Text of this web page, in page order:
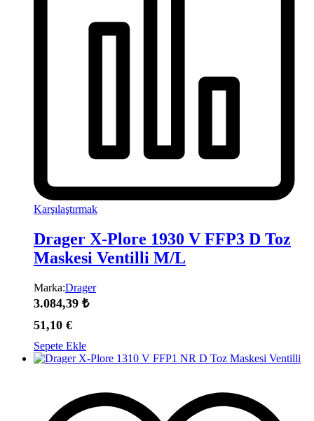
Karşılaştırmak
Drager X-Plore 1930 V FFP3 D Toz
Maskesi Ventilli M/L
Marka:Drager
3.084,39 ₺
51,10 €
Sepete Ekle